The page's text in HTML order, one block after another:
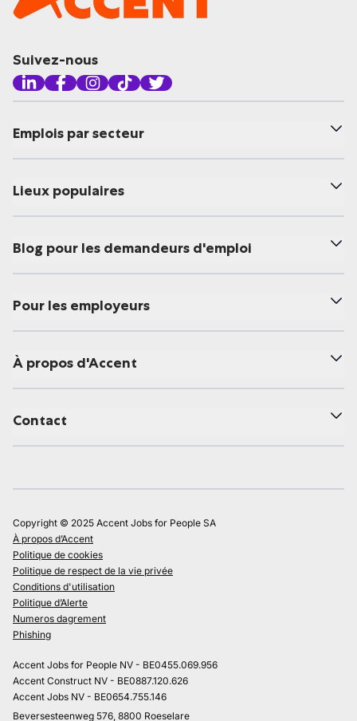
Suivez-nous
Emplois par secteur
Lieux populaires
Blog pour les demandeurs d'emploi
Pour les employeurs
À propos d'Accent
Contact
Copyright © 2025 Accent Jobs for People SA
À propos d’Accent
Politique de cookies
Politique de respect de la vie privée
Conditions d'utilisation
Politique d’Alerte
Numeros dagrement
Phishing
Accent Jobs for People NV - BE0455.069.956
Accent Construct NV - BE0887.120.626
Accent Jobs NV - BE0654.755.146
Beversesteenweg 576, 8800 Roeselare